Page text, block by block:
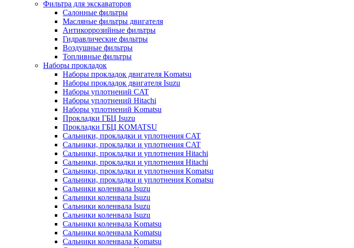
Фильтра для экскаваторов
Салонные фильтры
Масляные фильтры двигателя
Антикоррозийные фильтры
Гидравлические фильтры
Воздушные фильтры
Топливные фильтры
Наборы прокладок
Наборы прокладок двигателя Komatsu
Наборы прокладок двигателя Isuzu
Наборы уплотнений CAT
Наборы уплотнений Hitachi
Наборы уплотнений Komatsu
Прокладки ГБЦ Isuzu
Прокладки ГБЦ KOMATSU
Сальники, прокладки и уплотнения CAT
Сальники, прокладки и уплотнения CAT
Сальники, прокладки и уплотнения Hitachi
Сальники, прокладки и уплотнения Hitachi
Сальники, прокладки и уплотнения Komatsu
Сальники, прокладки и уплотнения Komatsu
Сальники коленвала Isuzu
Сальники коленвала Isuzu
Сальники коленвала Isuzu
Сальники коленвала Isuzu
Сальники коленвала Komatsu
Сальники коленвала Komatsu
Сальники коленвала Komatsu